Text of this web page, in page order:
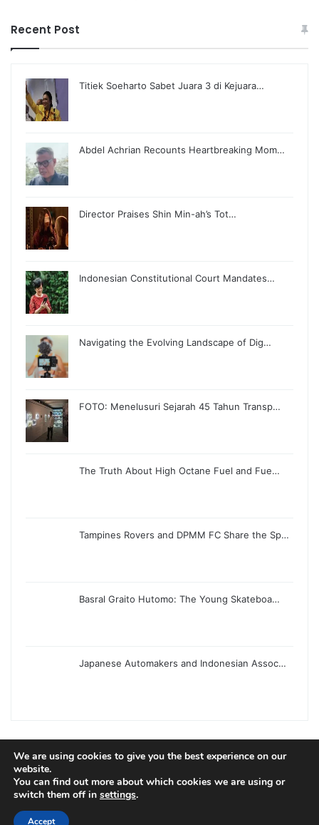
Recent Post
Titiek Soeharto Sabet Juara 3 di Kejuara…
Abdel Achrian Recounts Heartbreaking Mom…
Director Praises Shin Min-ah’s Tot…
Indonesian Constitutional Court Mandates…
Navigating the Evolving Landscape of Dig…
FOTO: Menelusuri Sejarah 45 Tahun Transp…
The Truth About High Octane Fuel and Fue…
Tampines Rovers and DPMM FC Share the Sp…
Basral Graito Hutomo: The Young Skateboa…
Japanese Automakers and Indonesian Assoc…
© Copyright 2026, All Rights Reserved |
We are using cookies to give you the best experience on our
website.
You can find out more about which cookies we are using or
switch them off in settings.
Accept